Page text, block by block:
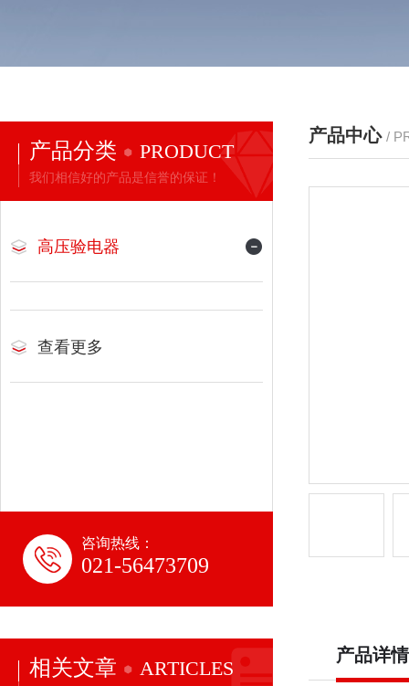
产品分类 PRODUCT
我们相信好的产品是信誉的保证！
高压验电器
查看更多
咨询热线：
021-56473709
相关文章 ARTICLES
产品中心 /
产品详情